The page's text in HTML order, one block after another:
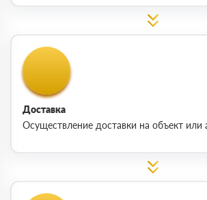
Доставка
Осуществление доставки на объект или